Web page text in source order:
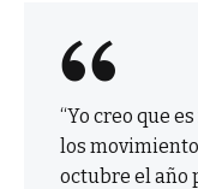
“Yo creo que
los
octubre el año